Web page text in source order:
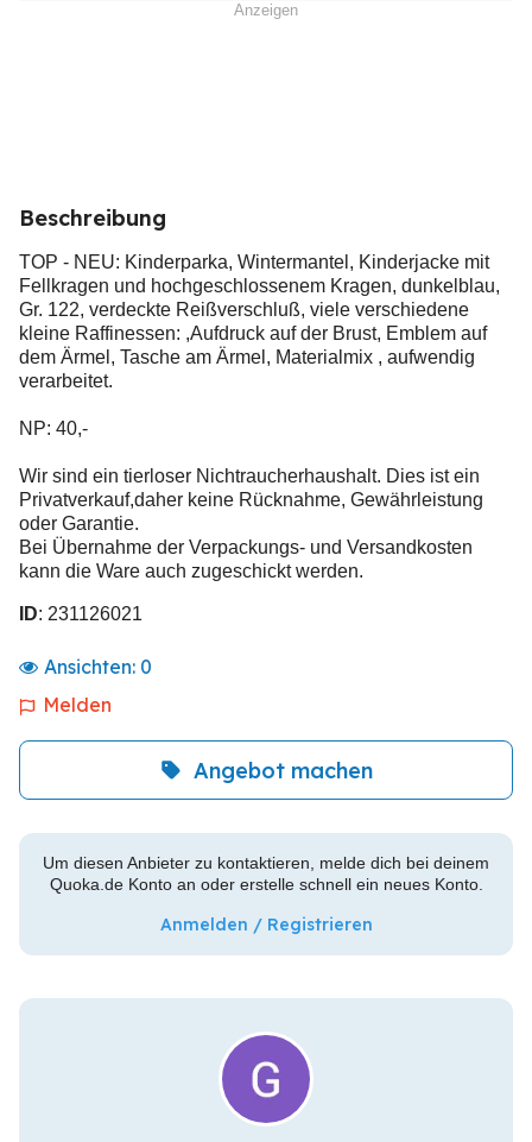
Anzeigen
Beschreibung
TOP - NEU: Kinderparka, Wintermantel, Kinderjacke mit
Fellkragen und hochgeschlossenem Kragen, dunkelblau,
Gr. 122, verdeckte Reißverschluß, viele verschiedene
kleine Raffinessen: ,Aufdruck auf der Brust, Emblem auf
dem Ärmel, Tasche am Ärmel, Materialmix , aufwendig
verarbeitet.
NP: 40,-
Wir sind ein tierloser Nichtraucherhaushalt. Dies ist ein
Privatverkauf,daher keine Rücknahme, Gewährleistung
oder Garantie.
Bei Übernahme der Verpackungs- und Versandkosten
kann die Ware auch zugeschickt werden.
ID: 231126021
Ansichten: 0
Melden
Angebot machen
Um diesen Anbieter zu kontaktieren, melde dich bei deinem
Quoka.de Konto an oder erstelle schnell ein neues Konto.
Anmelden / Registrieren